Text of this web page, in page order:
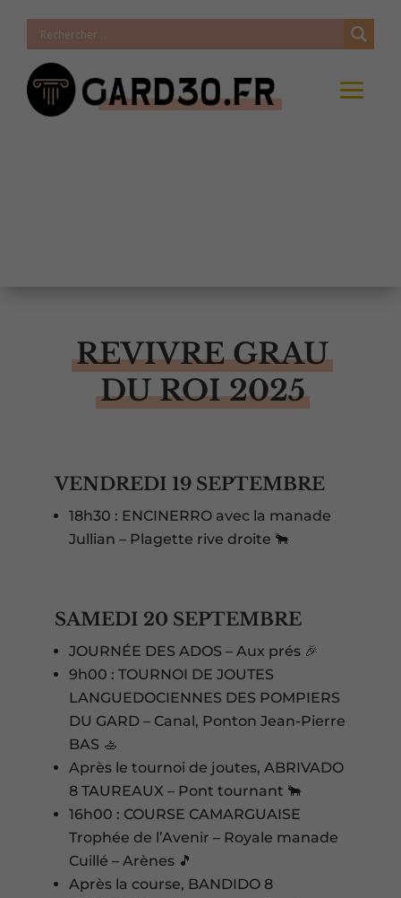
REVIVRE GRAU
DU ROI 2025
VENDREDI 19 SEPTEMBRE
18h30 : ENCINERRO avec la manade
Jullian – Plagette rive droite 🐂
SAMEDI 20 SEPTEMBRE
JOURNÉE DES ADOS – Aux prés 🎉
9h00 : TOURNOI DE JOUTES
LANGUEDOCIENNES DES POMPIERS
DU GARD – Canal, Ponton Jean-Pierre
BAS 🚣
Après le tournoi de joutes, ABRIVADO
8 TAUREAUX – Pont tournant 🐂
16h00 : COURSE CAMARGUAISE
Trophée de l’Avenir – Royale manade
Cuillé – Arènes 🎵
Après la course, BANDIDO 8